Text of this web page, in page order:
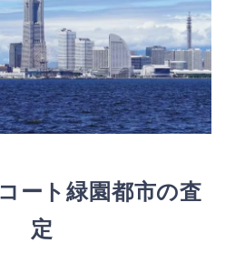
ート緑園都市の査
定